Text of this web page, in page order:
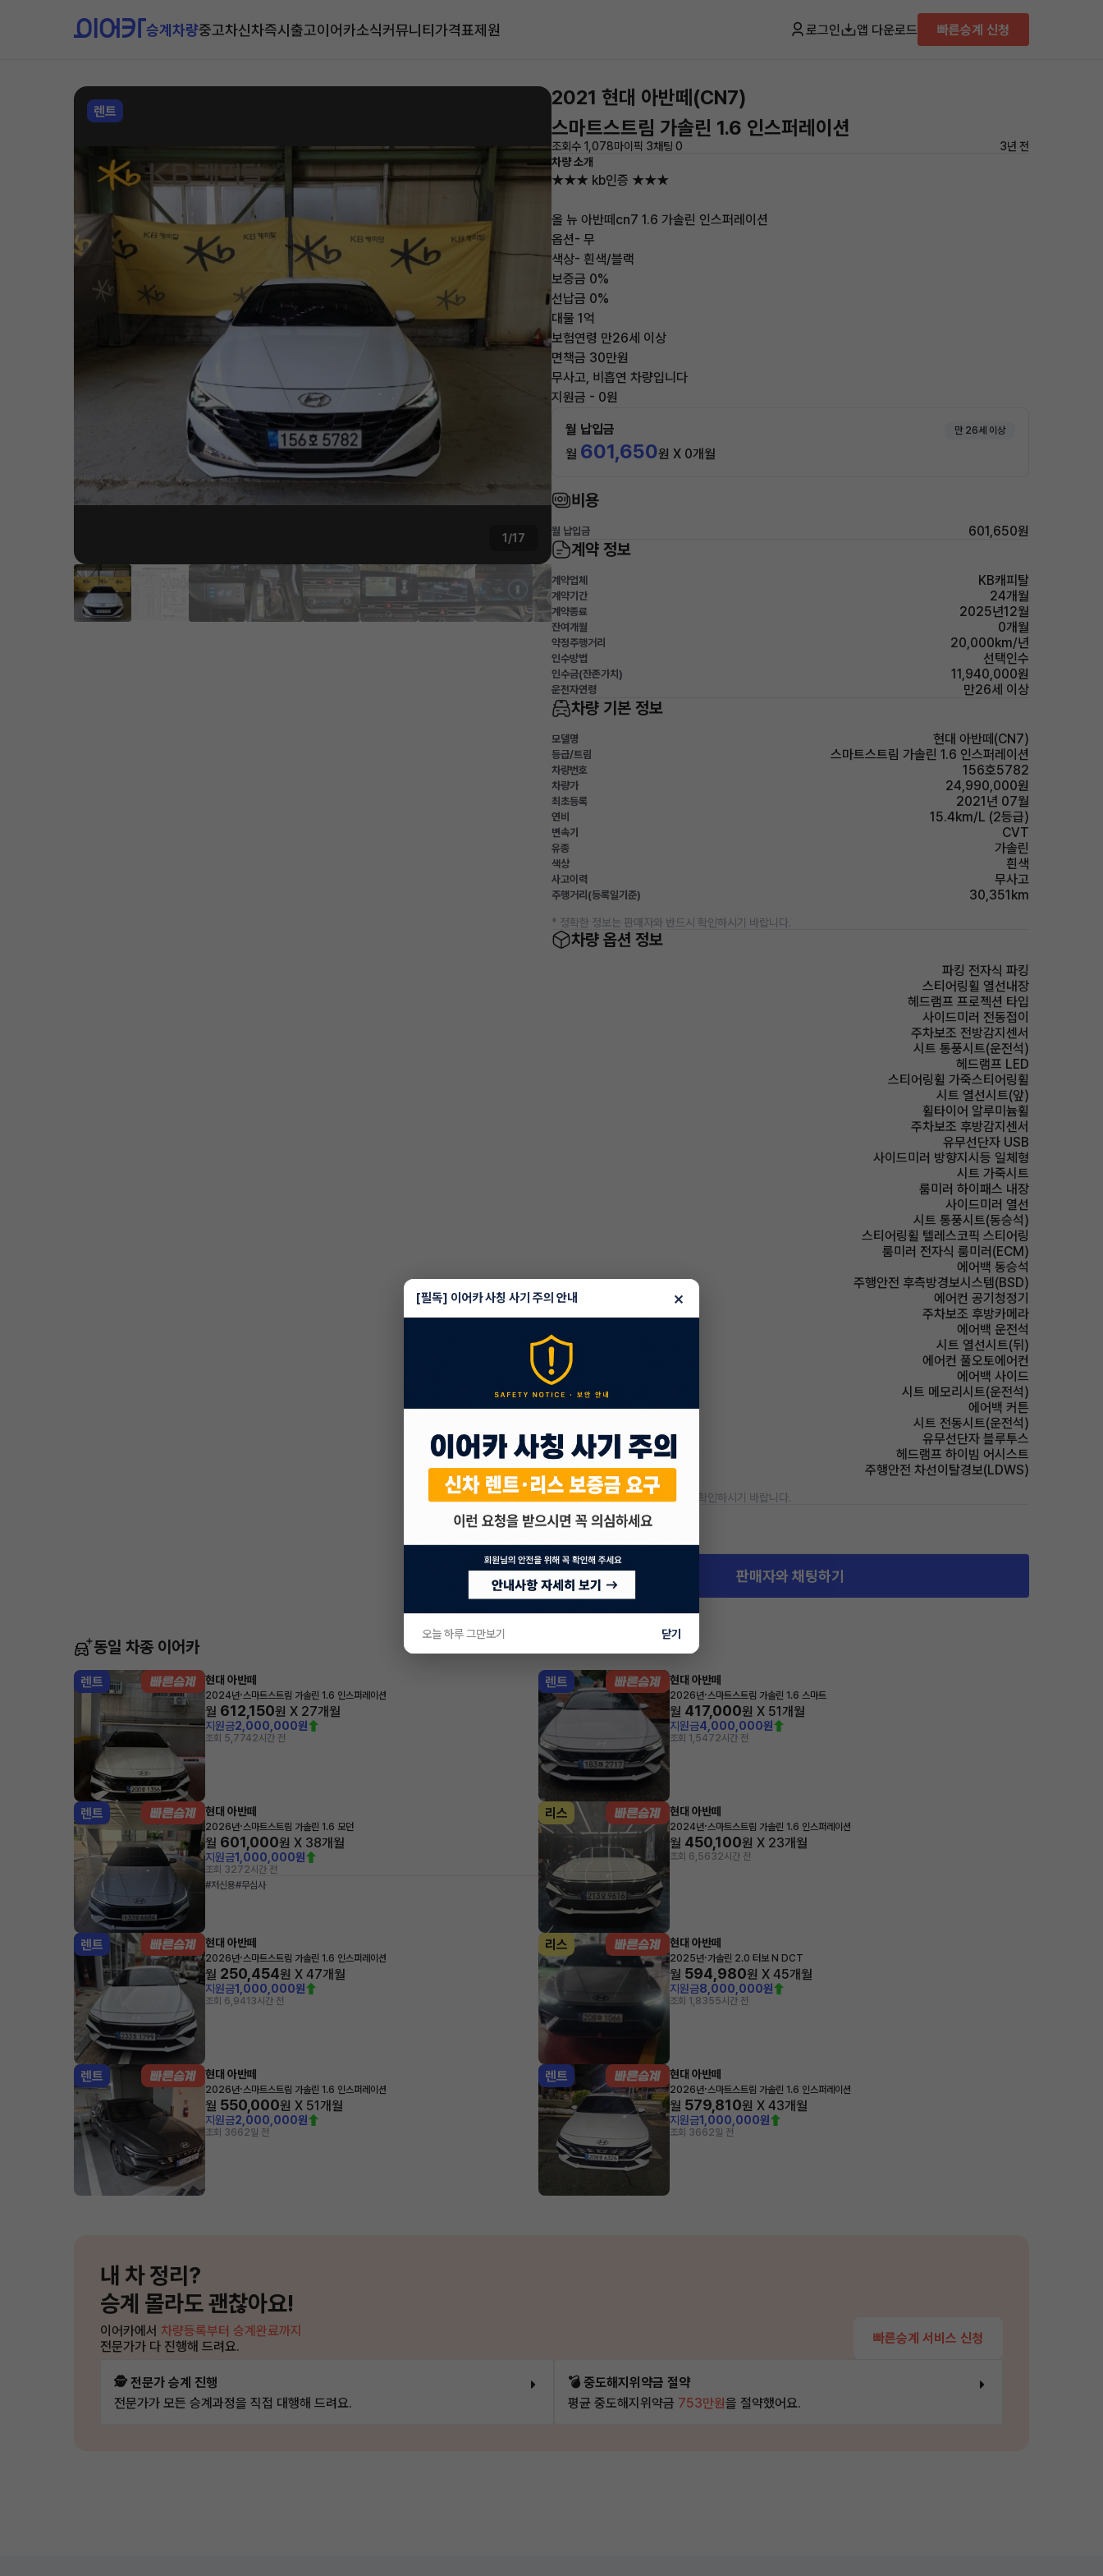
승계차량중고차신차즉시출고이어카소식커뮤니티가격표제원 로그인 앱 다운로드 빠른승계 신청
렌트
1/17
2021 현대 아반떼(CN7)
스마트스트림 가솔린 1.6 인스퍼레이션
조회수 1,078마이픽 3채팅 0
3년 전
차량 소개
★★★ kb인증 ★★★
올 뉴 아반떼cn7 1.6 가솔린 인스퍼레이션
옵션- 무
색상- 흰색/블랙
보증금 0%
선납금 0%
대물 1억
보험연령 만26세 이상
면책금 30만원
무사고, 비흡연 차량입니다
지원금 - 0원
월 납입금 만 26세 이상
월 601,650원 X 0개월
비용
월 납입금 601,650원
계약 정보
계약업체 KB캐피탈
계약기간 24개월
계약종료 2025년12월
잔여개월 0개월
약정주행거리 20,000km/년
인수방법 선택인수
인수금(잔존가치) 11,940,000원
운전자연령 만26세 이상
차량 기본 정보
모델명 현대 아반떼(CN7)
등급/트림 스마트스트림 가솔린 1.6 인스퍼레이션
차량번호 156호5782
차량가 24,990,000원
최초등록 2021년 07월
연비 15.4km/L (2등급)
변속기 CVT
유종 가솔린
색상 흰색
사고이력 무사고
주행거리(등록일기준) 30,351km
* 정확한 정보는 판매자와 반드시 확인하시기 바랍니다.
차량 옵션 정보
파킹 전자식 파킹
스티어링휠 열선내장
헤드램프 프로젝션 타입
사이드미러 전동접이
주차보조 전방감지센서
시트 통풍시트(운전석)
헤드램프 LED
스티어링휠 가죽스티어링휠
시트 열선시트(앞)
휠타이어 알루미늄휠
주차보조 후방감지센서
유무선단자 USB
사이드미러 방향지시등 일체형
시트 가죽시트
룸미러 하이패스 내장
사이드미러 열선
시트 통풍시트(동승석)
스티어링휠 텔레스코픽 스티어링
룸미러 전자식 룸미러(ECM)
에어백 동승석
주행안전 후측방경보시스템(BSD)
에어컨 공기청정기
주차보조 후방카메라
에어백 운전석
시트 열선시트(뒤)
에어컨 풀오토에어컨
에어백 사이드
시트 메모리시트(운전석)
에어백 커튼
시트 전동시트(운전석)
유무선단자 블루투스
헤드램프 하이빔 어시스트
주행안전 차선이탈경보(LDWS)
* 정확한 정보는 판매자와 반드시 확인하시기 바랍니다.
차량 위치
경기 용인시
판매자와 채팅하기
동일 차종 이어카
렌트 현대 아반떼
2024년·스마트스트림 가솔린 1.6 인스퍼레이션
월 612,150원 X 27개월
지원금2,000,000원
조회 5,7742시간 전
렌트 현대 아반떼
2026년·스마트스트림 가솔린 1.6 스마트
월 417,000원 X 51개월
지원금4,000,000원
조회 1,5472시간 전
렌트 현대 아반떼
2026년·스마트스트림 가솔린 1.6 모던
월 601,000원 X 38개월
지원금1,000,000원
조회 3272시간 전
#저신용#무심사
리스 현대 아반떼
2024년·스마트스트림 가솔린 1.6 인스퍼레이션
월 450,100원 X 23개월
조회 6,5632시간 전
렌트 현대 아반떼
2026년·스마트스트림 가솔린 1.6 인스퍼레이션
월 250,454원 X 47개월
지원금1,000,000원
조회 6,941 3시간 전
리스 현대 아반떼
2025년·가솔린 2.0 터보 N DCT
월 594,980원 X 45개월
지원금8,000,000원
조회 1,8355시간 전
렌트 현대 아반떼
2026년·스마트스트림 가솔린 1.6 인스퍼레이션
월 550,000원 X 51개월
지원금2,000,000원
조회 3662일 전
렌트 현대 아반떼
2026년·스마트스트림 가솔린 1.6 인스퍼레이션
월 579,810원 X 43개월
지원금1,000,000원
조회 3662일 전
내 차 정리?
승계 몰라도 괜찮아요!
이어카에서 차량등록부터 승계완료까지
전문가가 다 진행해 드려요.
빠른승계 서비스 신청
🕵️ 전문가 승계 진행
전문가가 모든 승계과정을 직접 대행해 드려요.
💣 중도해지위약금 절약
평균 중도해지위약금 753만원을 절약했어요.
[필독] 이어카 사칭 사기 주의 안내 ×
오늘 하루 그만보기 닫기